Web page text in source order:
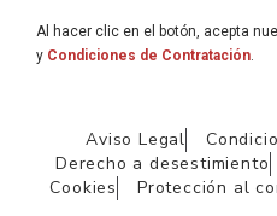
Al hacer clic en el botón, acepta
y Condiciones de Contratación.
Aviso Legal
Derecho a desestimiento
Cookies
Protección al